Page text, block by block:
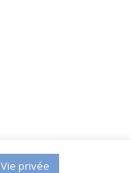
Vie privée